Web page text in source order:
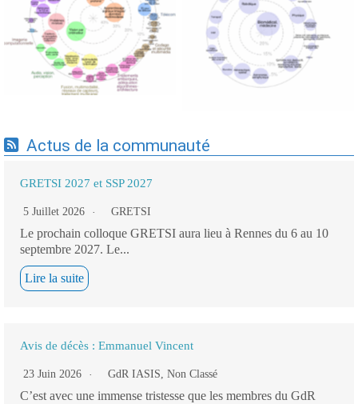
Expertises du GdR -
cartographie par Axes -
19/09/2025
Expertises du GdR -
cartographie par mots-clés
applicatifs - 19/09/2025
Actus de la communauté
GRETSI 2027 et SSP 2027
5 Juillet 2026 GRETSI
Le prochain colloque GRETSI aura lieu à Rennes du 6 au 10
septembre 2027. Le...
Lire la suite
Avis de décès : Emmanuel Vincent
23 Juin 2026 GdR IASIS, Non Classé
C’est avec une immense tristesse que les membres du GdR